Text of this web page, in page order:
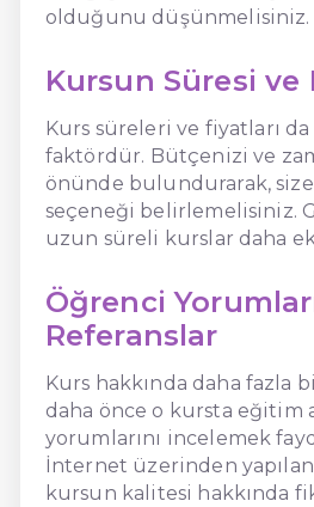
olduğunu düşünmelisiniz.
Kursun Süresi ve
Kurs süreleri ve fiyatları
faktördür. Bütçenizi ve
önünde bulundurarak,
seçeneği belirlemelisiniz.
uzun süreli kurslar daha
Öğrenci
Referanslar
Kurs hakkında daha fazla
daha önce o kursta eğitim
yorumlarını incelemek
İnternet üzerinden
kursun kalitesi hakkında